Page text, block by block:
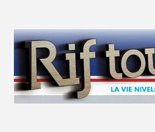
content